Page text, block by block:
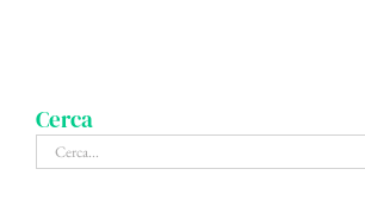
Cerca
Cerca
per: